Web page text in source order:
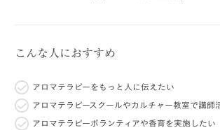
こんな人におすすめ
アロマテラピーをもっと人に伝えたい
アロマテラピースクールやカルチャー教室で講師
アロマテラピーボランティアや香育を実施したい